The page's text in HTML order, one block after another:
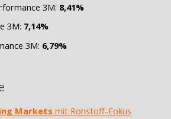
3M: 8,41%
3M: 7,14%
3M: 6,79%
Markets mit Rohstoff-Fokus